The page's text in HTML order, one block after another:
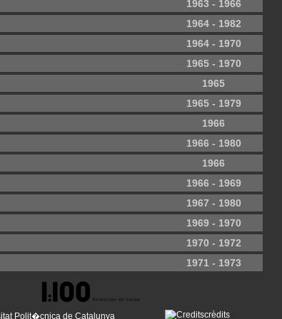
1963 - 1966
1964 - 1982
1964 - 1970
1965 - 1970
1965
1965 - 1979
1966
1966 - 1980
1966
1966 - 1969
1967 - 1980
1969 - 1970
1970 - 1972
1971 - 1973
crèdits